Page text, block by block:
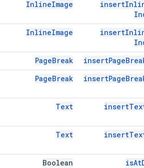
insert
InlineImage
insert
InlineImage
insertPage
PageBreak
insertPage
PageBreak
insert
Text
insert
Text
isAt
Boolean